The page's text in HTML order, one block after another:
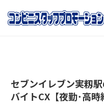
セブンイレブン実籾
バイトCX【夜勤･高時